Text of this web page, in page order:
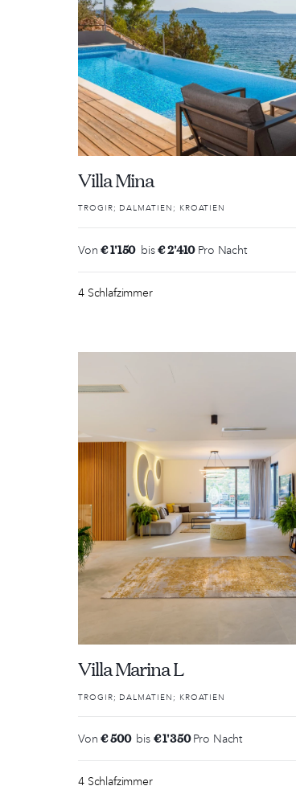
Villa Mina
TROGIR; DALMATIEN; KROATIEN
Von€ 1'150 bis€ 2'410Pro Nacht
4 Schlafzimmer
Villa Marina L
TROGIR; DALMATIEN; KROATIEN
Von€ 500 bis € 1'350Pro Nacht
4 Schlafzimmer